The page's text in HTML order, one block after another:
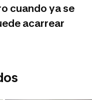
cuando ya se
acarrear